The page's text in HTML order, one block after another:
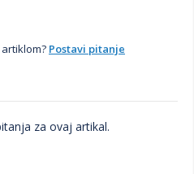
Postavi pitanje
za ovaj artikal.